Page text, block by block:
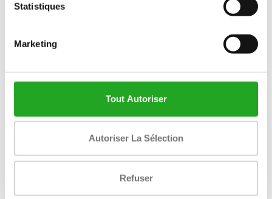
Statistiques
Marketing
Tout Autoriser
Autoriser La Sélection
Refuser
Conditions générales
Garantie